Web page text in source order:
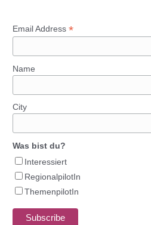
Email Address *
Name
City
Was bist du?
Interessiert
RegionalpilotIn
ThemenpilotIn